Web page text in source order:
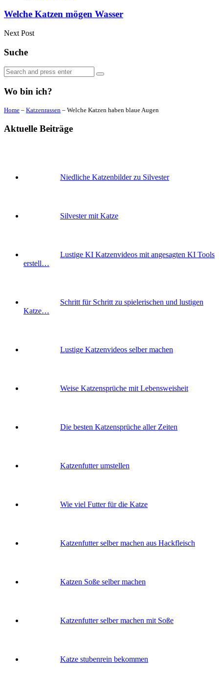
Welche Katzen mögen Wasser
Next Post
Suche
Search
for:
Search
Wo bin ich?
Home – Katzenrassen – Welche Katzen haben blaue Augen
Aktuelle Beiträge
Niedliche Katzenbilder zu Silvester
Silvester mit Katze
Lustige KI Katzenvideos mit angesagten KI Tools
erstell…
Schritt für Schritt zu spielerischen und lustigen
Katze…
Lustige Katzenvideos selber machen
Weise Katzensprüche mit Lebensweisheit
Die besten Katzensprüche aller Zeiten
Katzenfutter umstellen
Wie viel Futter für die Katze
Katzenfutter selber machen aus Hackfleisch
Katzen Soße selber machen
Katzenfutter selber machen mit Soße
Katze stubenrein bekommen